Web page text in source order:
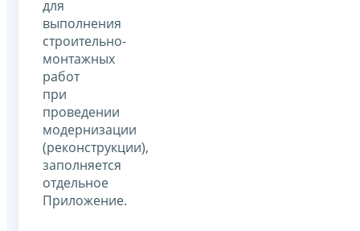
для
выполнения
строительно-
монтажных
работ
при
проведении
модернизации
(реконструкции),
заполняется
отдельное
Приложение.